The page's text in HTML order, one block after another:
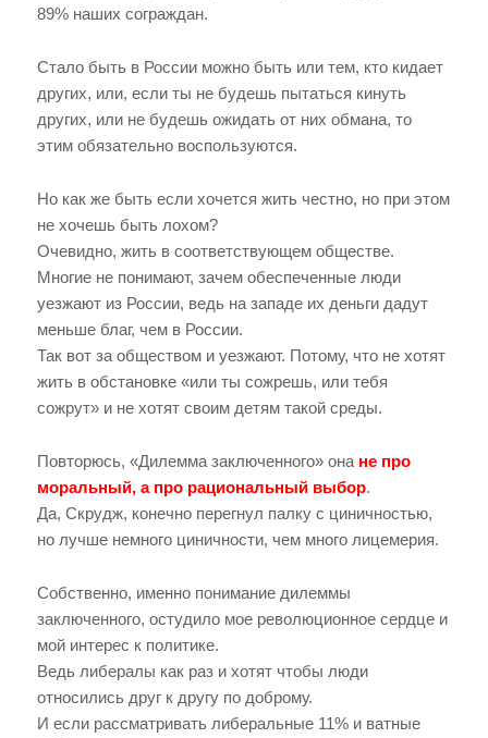
89% наших сограждан.
Стало быть в России можно быть или тем, кто кидает
других, или, если ты не будешь пытаться кинуть
других, или не будешь ожидать от них обмана, то
этим обязательно воспользуются.
Но как же быть если хочется жить честно, но при этом
не хочешь быть лохом?
Очевидно, жить в соответствующем обществе.
Многие не понимают, зачем обеспеченные люди
уезжают из России, ведь на западе их деньги дадут
меньше благ, чем в России.
Так вот за обществом и уезжают. Потому, что не хотят
жить в обстановке «или ты сожрешь, или тебя
сожрут» и не хотят своим детям такой среды.
Повторюсь, «Дилемма заключенного» она не про
моральный, а про рациональный выбор.
Да, Скрудж, конечно перегнул палку с циничностью,
но лучше немного циничности, чем много лицемерия.
Собственно, именно понимание дилеммы
заключенного, остудило мое революционное сердце и
мой интерес к политике.
Ведь либералы как раз и хотят чтобы люди
относились друг к другу по доброму.
И если рассматривать либеральные 11% и ватные